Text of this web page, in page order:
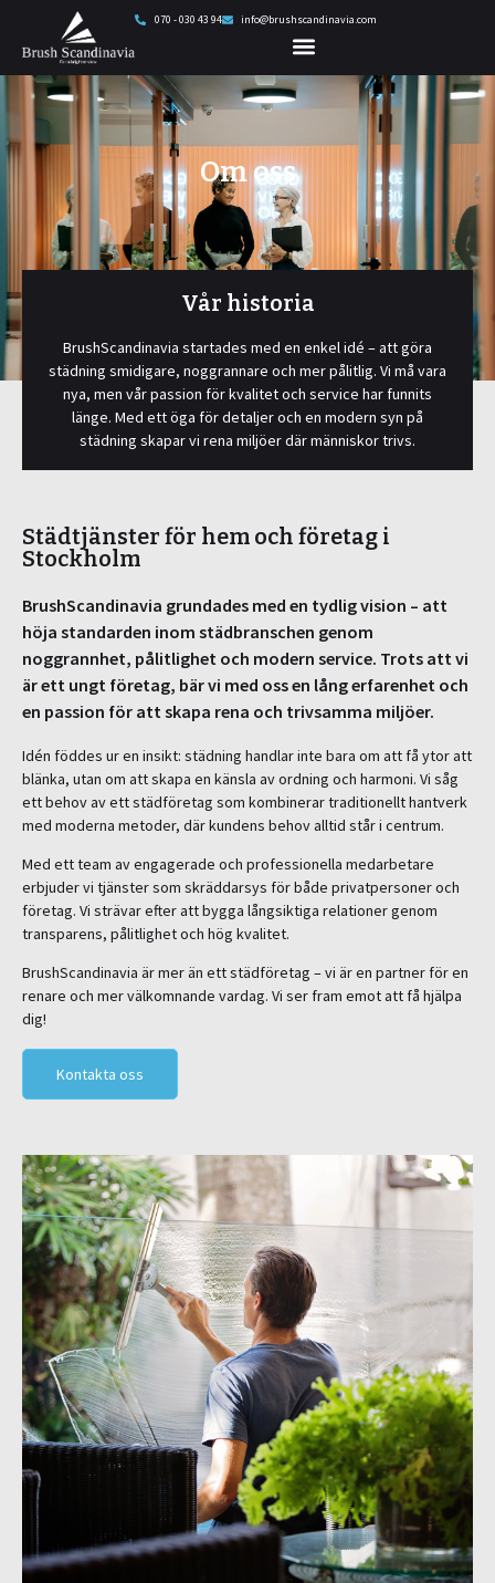
070 - 030 43 94 info@brushscandinavia.com
Om oss
Vår historia
BrushScandinavia startades med en enkel idé – att göra
städning smidigare, noggrannare och mer pålitlig. Vi må vara
nya, men vår passion för kvalitet och service har funnits
länge. Med ett öga för detaljer och en modern syn på
städning skapar vi rena miljöer där människor trivs.
Städtjänster för hem och företag i
Stockholm
BrushScandinavia grundades med en tydlig vision – att
höja standarden inom städbranschen genom
noggrannhet, pålitlighet och modern service. Trots att vi
är ett ungt företag, bär vi med oss en lång erfarenhet och
en passion för att skapa rena och trivsamma miljöer.
Idén föddes ur en insikt: städning handlar inte bara om att få ytor att
blänka, utan om att skapa en känsla av ordning och harmoni. Vi såg
ett behov av ett städföretag som kombinerar traditionellt hantverk
med moderna metoder, där kundens behov alltid står i centrum.
Med ett team av engagerade och professionella medarbetare
erbjuder vi tjänster som skräddarsys för både privatpersoner och
företag. Vi strävar efter att bygga långsiktiga relationer genom
transparens, pålitlighet och hög kvalitet.
BrushScandinavia är mer än ett städföretag – vi är en partner för en
renare och mer välkomnande vardag. Vi ser fram emot att få hjälpa
dig!
Kontakta oss